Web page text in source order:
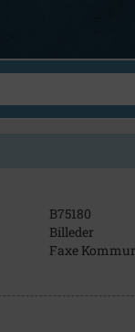
B75180
Billeder
Faxe